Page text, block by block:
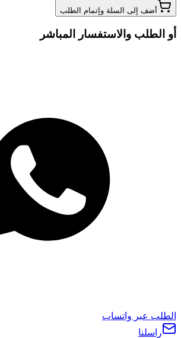
أضف إلى السلة وإتمام الطلب
أو الطلب والاستفسار المباشر
الطلب عبر واتساب
راسلنا